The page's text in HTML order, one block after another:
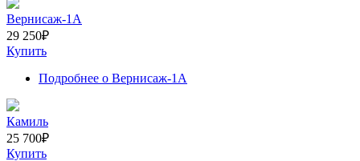
Вернисаж-1А
29 250₽
Купить
Подробнее о Вернисаж-1А
Камиль
25 700₽
Купить